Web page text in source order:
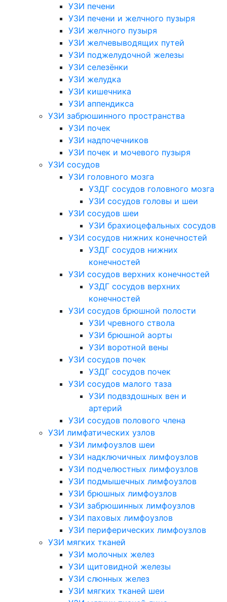
УЗИ печени
УЗИ печени и желчного пузыря
УЗИ желчного пузыря
УЗИ желчевыводящих путей
УЗИ поджелудочной железы
УЗИ селезёнки
УЗИ желудка
УЗИ кишечника
УЗИ аппендикса
УЗИ забрюшинного пространства
УЗИ почек
УЗИ надпочечников
УЗИ почек и мочевого пузыря
УЗИ сосудов
УЗИ головного мозга
УЗДГ сосудов головного мозга
УЗИ сосудов головы и шеи
УЗИ сосудов шеи
УЗИ брахиоцефальных сосудов
УЗИ сосудов нижних конечностей
УЗДГ сосудов нижних
конечностей
УЗИ сосудов верхних конечностей
УЗДГ сосудов верхних
конечностей
УЗИ сосудов брюшной полости
УЗИ чревного ствола
УЗИ брюшной аорты
УЗИ воротной вены
УЗИ сосудов почек
УЗДГ сосудов почек
УЗИ сосудов малого таза
УЗИ подвздошных вен и
артерий
УЗИ сосудов полового члена
УЗИ лимфатических узлов
УЗИ лимфоузлов шеи
УЗИ надключичных лимфоузлов
УЗИ подчелюстных лимфоузлов
УЗИ подмышечных лимфоузлов
УЗИ брюшных лимфоузлов
УЗИ забрюшинных лимфоузлов
УЗИ паховых лимфоузлов
УЗИ периферических лимфоузлов
УЗИ мягких тканей
УЗИ молочных желез
УЗИ щитовидной железы
УЗИ слюнных желез
УЗИ мягких тканей шеи